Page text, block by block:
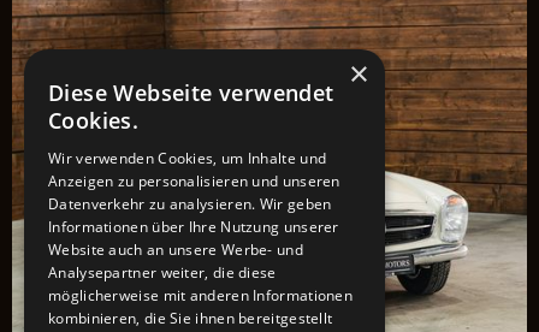
×
Diese Webseite verwendet
Cookies.
Wir verwenden Cookies, um Inhalte und
Anzeigen zu personalisieren und unseren
Datenverkehr zu analysieren. Wir geben
Informationen über Ihre Nutzung unserer
Website auch an unsere Werbe- und
Analysepartner weiter, die diese
möglicherweise mit anderen Informationen
kombinieren, die Sie ihnen bereitgestellt